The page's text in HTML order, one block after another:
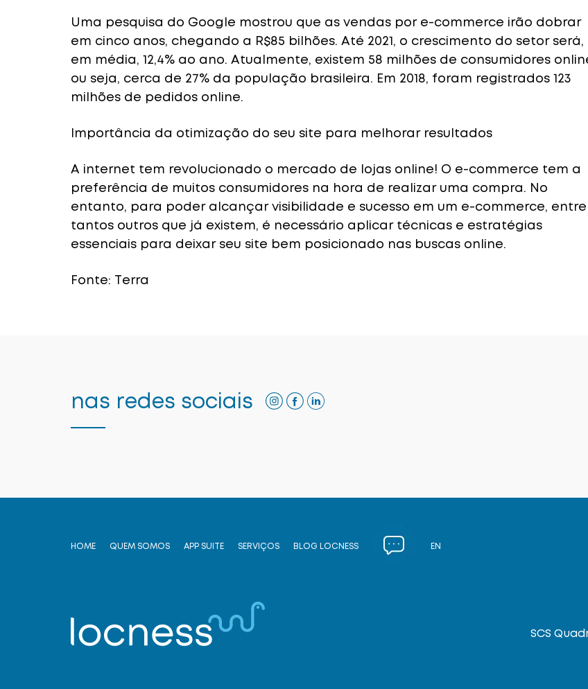
Uma pesquisa do Google mostrou que as vendas por e-commerce irão dobrar
em cinco anos, chegando a R$85 bilhões. Até 2021, o crescimento do setor será,
em média, 12,4% ao ano. Atualmente, existem 58 milhões de consumidores
ou seja, cerca de 27% da população brasileira. Em 2018, foram registrados 123
milhões de pedidos online.
Importância da otimização do seu site para melhorar resultados
A internet tem revolucionado o mercado de lojas online! O e-commerce tem a
preferência de muitos consumidores na hora de realizar uma compra. No
entanto, para poder alcançar visibilidade e sucesso em um e-commerce, entre
tantos outros que já existem, é necessário aplicar técnicas e estratégias
essenciais para deixar seu site bem posicionado nas buscas online.
Fonte: Terra
nas redes sociais
HOME QUEM SOMOS APP SUITE SERVIÇOS BLOG LOCNESS EN
SCS